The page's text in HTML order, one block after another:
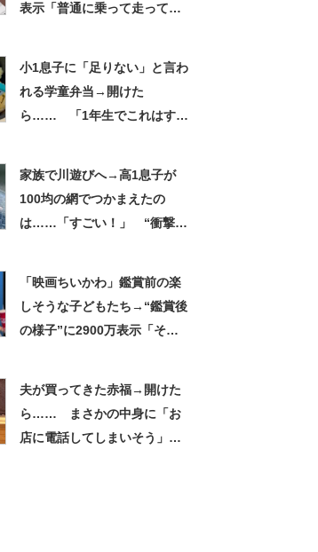
表示「普通に乗って走ってた
小1息子に「足りない」と言わ
れる学童弁当→開けた
ら…… 「1年生でこれはすご
家族で川遊びへ→高1息子が
100均の網でつかまえたの
は……「すごい！」 “衝撃の
「映画ちいかわ」鑑賞前の楽
しそうな子どもたち→“鑑賞後
の様子”に2900万表示「そう
夫が買ってきた赤福→開けた
ら…… まさかの中身に「お
店に電話してしまいそう」